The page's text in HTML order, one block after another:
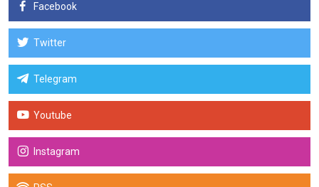
Facebook
Twitter
Telegram
Youtube
Instagram